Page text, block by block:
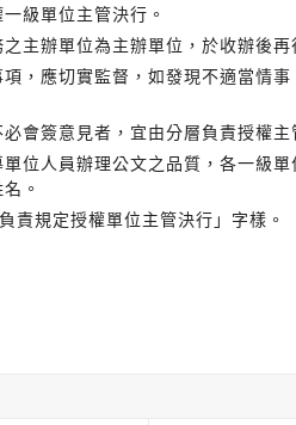
級單位主管決行。
主辦單位為主辦單位，於收辦後再
，應切實監督，如發現不適當情
會簽意見者，宜由分層負責授權
位人員辦理公文之品質，各一級
。
責規定授權單位主管決行」字樣。